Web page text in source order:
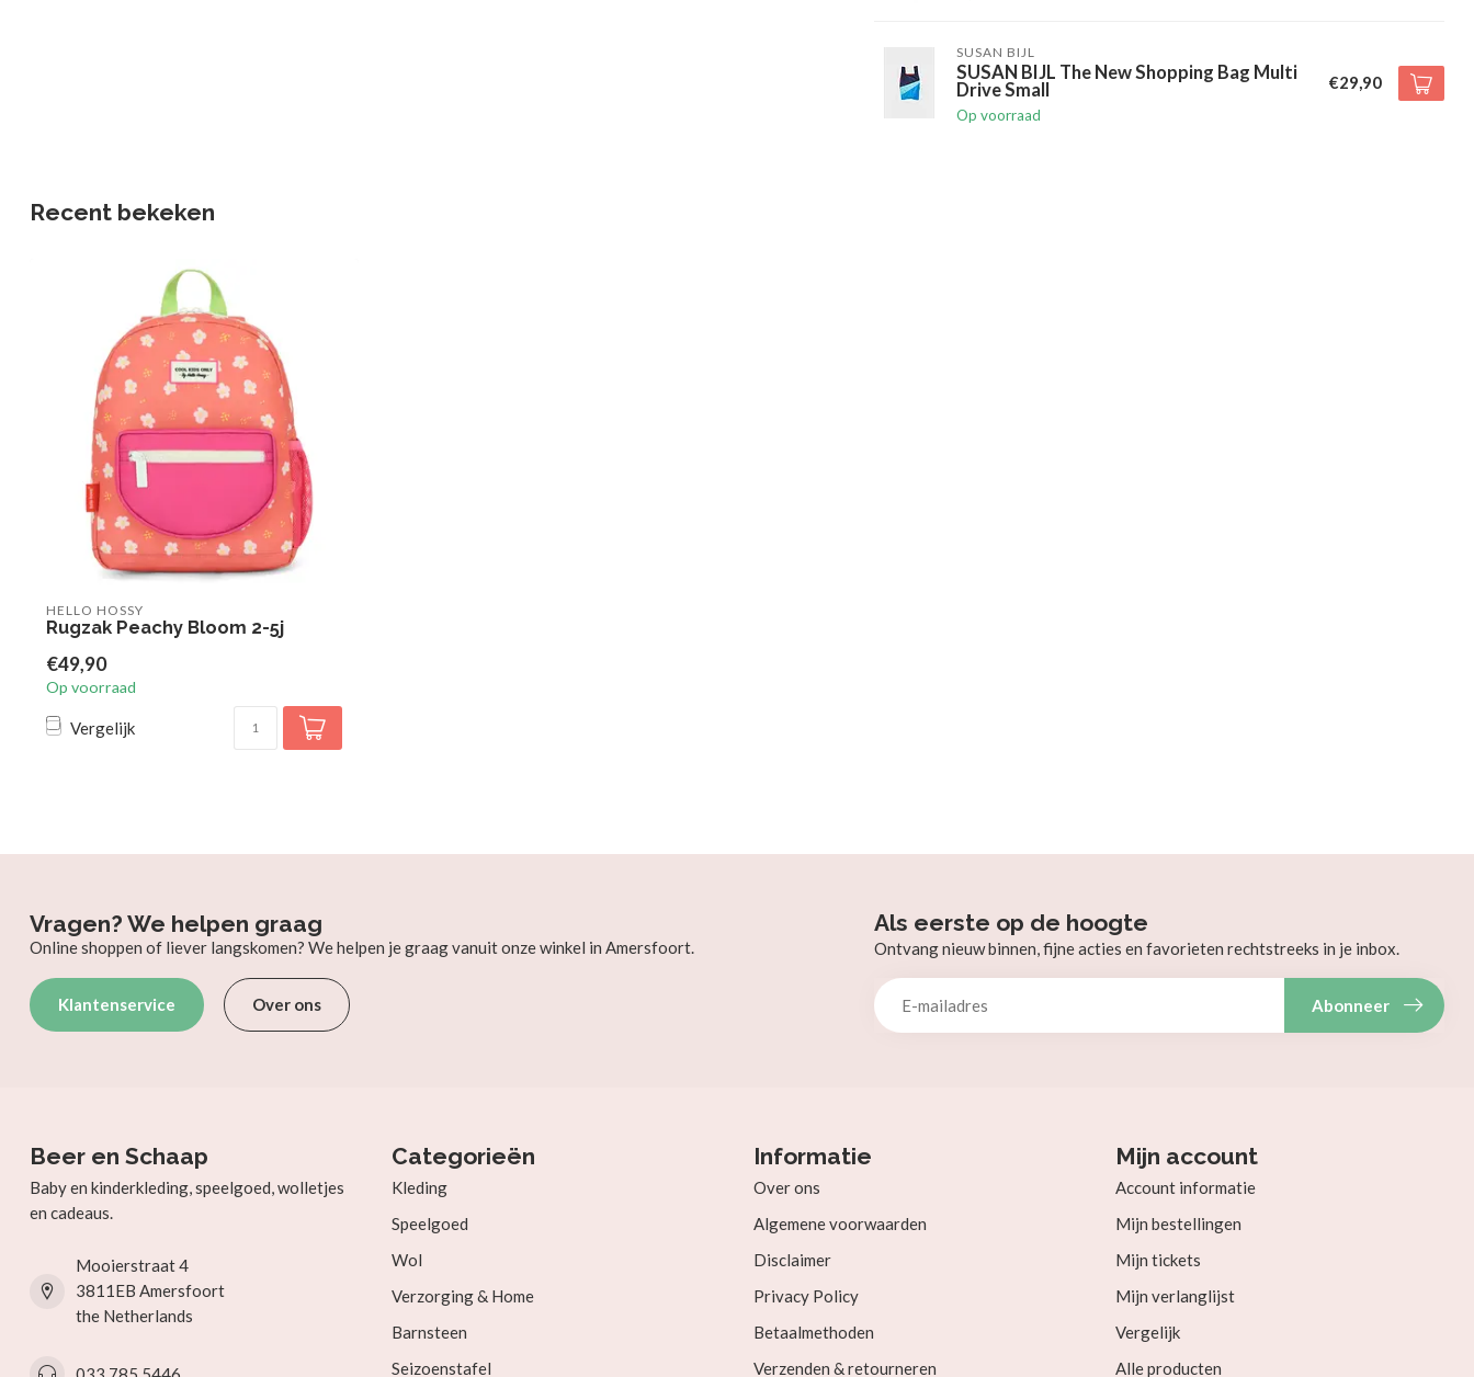
SUSAN BIJL
SUSAN BIJL The New Shopping Bag Multi
Drive Small
Op voorraad
€29,90
Recent bekeken
HELLO HOSSY
Rugzak Peachy Bloom 2-5j
€49,90
Op voorraad
Vergelijk
Vragen? We helpen graag
Online shoppen of liever langskomen? We helpen je graag vanuit onze winkel in Amersfoort.
Klantenservice Over ons
Als eerste op de hoogte
Ontvang nieuw binnen, fijne acties en favorieten rechtstreeks in je inbox.
Abonneer
Beer en Schaap
Baby en kinderkleding, speelgoed, wolletjes
en cadeaus.
Mooierstraat 4
3811EB Amersfoort
the Netherlands
Categorieën
Kleding
Speelgoed
Wol
Verzorging & Home
Barnsteen
Seizoenstafel
Informatie
Over ons
Algemene voorwaarden
Disclaimer
Privacy Policy
Betaalmethoden
Verzenden & retourneren
Mijn account
Account informatie
Mijn bestellingen
Mijn tickets
Mijn verlanglijst
Vergelijk
Alle producten